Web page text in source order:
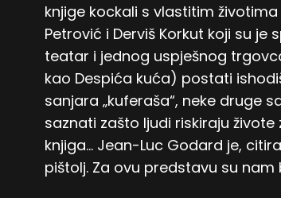
knjige kockali s vlastitim
Petrović i Derviš Korkut koji su
teatar i jednog uspješnog
kao Despića kuća) postati
sanjara „kuferaša“, neke druge
saznati zašto ljudi riskiraju
knjiga… Jean-Luc Godard je,
pištolj. Za ovu predstavu su